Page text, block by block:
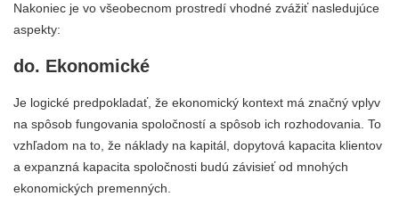
Nakoniec je vo všeobecnom prostredí vhodné zvážiť nasledujúce
aspekty:
do. Ekonomické
Je logické predpokladať, že ekonomický kontext má značný vplyv
na spôsob fungovania spoločností a spôsob ich rozhodovania. To
vzhľadom na to, že náklady na kapitál, dopytová kapacita klientov
a expanzná kapacita spoločnosti budú závisieť od mnohých
ekonomických premenných.